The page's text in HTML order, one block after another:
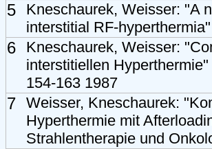
5
Kneschaurek, Weisser: "A
interstitial RF-
6
Kneschaurek, Weisser:
interstitiellen
154-163 1987
7 Weisser, Kneschaurek:
Hyperthermie mit
Strahlentherapie und